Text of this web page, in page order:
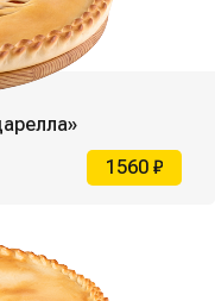
1560 ₽